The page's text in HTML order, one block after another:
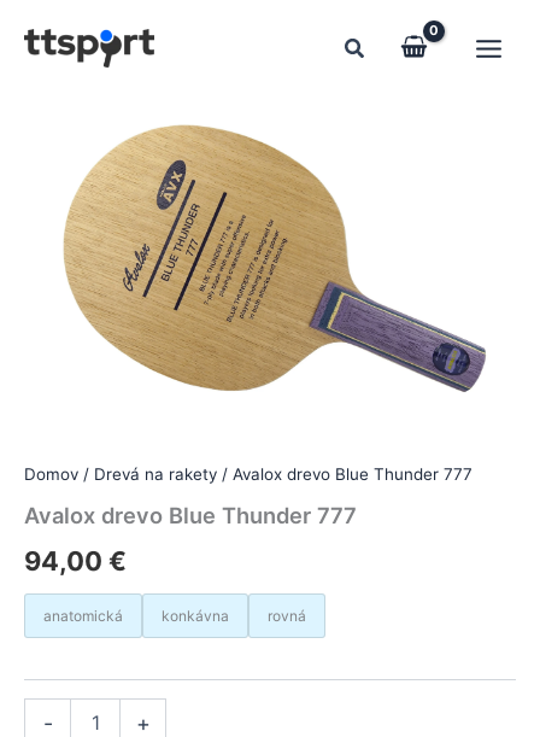
Domov / Drevá na rakety / Avalox drevo Blue Thunder 777
Avalox drevo Blue Thunder 777
94,00 €
anatomická konkávna rovná
- +